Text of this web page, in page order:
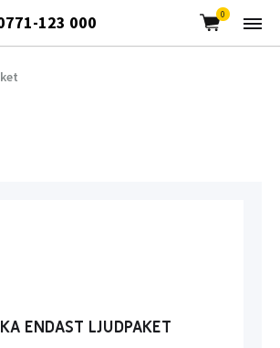
123 000 Cart
0
ENDAST LJUDPAKET